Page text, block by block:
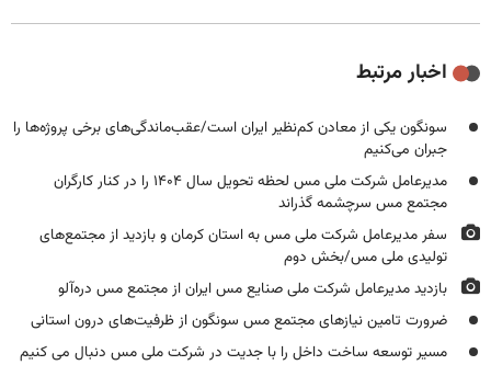
اخبار مرتبط
سونگون یکی از معادن کم‌نظیر ایران است/عقب‌ماندگی‌های برخی پروژه‌ها را
جبران می‌کنیم
مدیرعامل شرکت ملی مس لحظه تحویل سال ۱۴۰۴ را در کنار کارگران
مجتمع مس سرچشمه گذراند
سفر مدیرعامل شرکت ملی مس به استان کرمان و بازدید از مجتمع‌های
تولیدی ملی مس/بخش دوم
بازدید مدیرعامل شرکت ملی صنایع مس ایران از مجتمع‌ مس دره‌آلو
ضرورت تامین نیازهای مجتمع مس سونگون از ظرفیت‌های درون استانی
مسیر توسعه ساخت داخل را با جدیت در شرکت ملی مس دنبال می کنیم